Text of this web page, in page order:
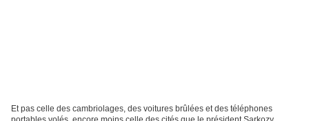
Et pas celle des cambriolages, des voitures brûlées et des téléphones